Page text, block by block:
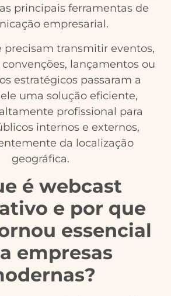
principais ferramentas de
empresarial.
precisam transmitir eventos,
lançamentos ou
estratégicos passaram a
uma solução eficiente,
profissional para
internos e externos,
da localização
geográfica.
é webcast
e por que
essencial
empresas